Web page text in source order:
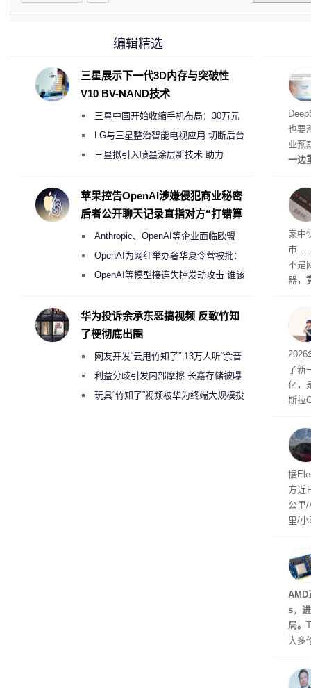
梁
也要
业预
一边
边
整。
家中
市……
不是
器，
用“
“薅
元。
2026
了新
亿，
斯拉
第
是
据
方近
公里
里/
AMD
s，
局。
大多
流
编辑精选
三星展示下一代3D内存与突破性
V10 BV-NAND技术
三星中国开始收缩手机布局：30万元
月销售额不达标门店 将被逐步清退
LG与三星整治智能电视应用 切断后台
偷偷共享带宽的违规行为
三星拟引入喷墨涂层新技术 助力
度
苹果控告OpenAI涉嫌侵犯商业秘密
后者公开聊天记录直指对方“打错算
Anthropic、OpenAI等企业面临欧盟
《人工智能法案》全新执法权限审查
OpenAI为网红举办奢华夏令营被批：
2000美元一晚 遭讽“反乌托邦”
OpenAI等模型接连失控发动攻击 谁该
华为投诉余承东恶搞视频 反致竹知
了梗彻底出圈
网友开发“云甩竹知了” 13万人听“余音
绕梁”利益分歧引发内部摩擦 长鑫存储被曝
曾将华为驻场工程师驱逐出研发基地
玩具“竹知了”视频被华为终端大规模投